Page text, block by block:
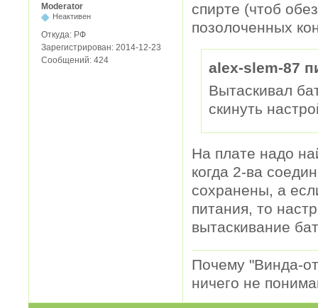
Moderator
Неактивен
Откуда: РФ
Зарегистрирован: 2014-12-23
Сообщений: 424
спирте (чтоб
позолоченных
alex-slem-87
Вытаскивал
скинуть
На плате надо
когда 2-ва
сохранены, а
питания, то
вытаскивание
Почему "Винда-
ничего не